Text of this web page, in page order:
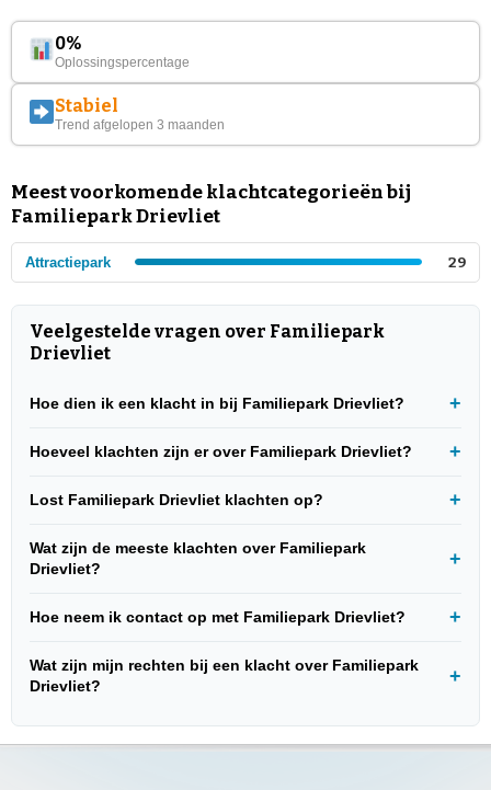
0%
Oplossingspercentage
Stabiel
Trend afgelopen 3 maanden
Meest voorkomende klachtcategorieën bij
Familiepark Drievliet
Attractiepark 29
Veelgestelde vragen over Familiepark
Drievliet
Hoe dien ik een klacht in bij Familiepark Drievliet?
Hoeveel klachten zijn er over Familiepark Drievliet?
Lost Familiepark Drievliet klachten op?
Wat zijn de meeste klachten over Familiepark
Drievliet?
Hoe neem ik contact op met Familiepark Drievliet?
Wat zijn mijn rechten bij een klacht over Familiepark
Drievliet?